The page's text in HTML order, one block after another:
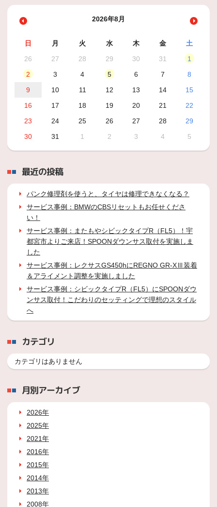
2026年8月
日 月 火 水 木 金
土
26
27 28 29 30 31
1
2
3 4 5 6 7
8
9
10 11 12 13 14
15
16
17 18 19 20 21
22
23
24 25 26 27 28
29
30
31 1 2 3 4 5
最近の投稿
パンク修理剤を使うと、タイヤは修理できなくなる？
サービス事例：BMWのCBSリセットもお任せくださ
い！
サービス事例：またもやシビックタイプR（FL5）！宇
都宮市よりご来店！SPOONダウンサス取付を実施しま
した
サービス事例：レクサスGS450hにREGNO GR-XⅢ装着
＆アライメント調整を実施しました
サービス事例：シビックタイプR（FL5）にSPOONダウ
ンサス取付！こだわりのセッティングで理想のスタイル
へ
カテゴリ
カテゴリはありません
月別アーカイブ
2026年
2025年
2021年
2016年
2015年
2014年
2013年
2008年